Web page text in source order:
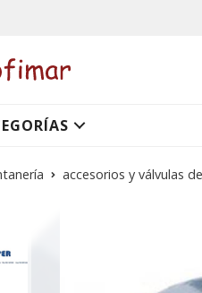
accesorios y válvulas